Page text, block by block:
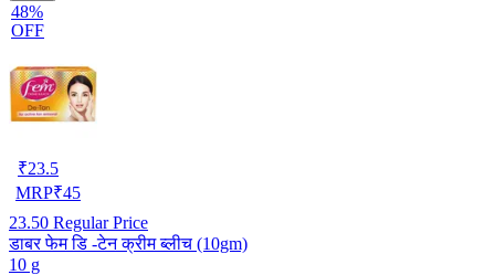
48%
OFF
₹23.5
MRP₹45
23.50 Regular Price
डाबर फेम डि -टेन क्रीम ब्लीच (10gm)
10 g